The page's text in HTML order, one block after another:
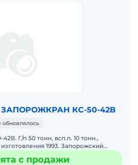
ЗАПОРОЖКРАН КС-50-42В
Г/п 50 тонн, всп.п. 10 тонн.,
1993. Запорожский
Кран демонтирован, с консер
с продажи